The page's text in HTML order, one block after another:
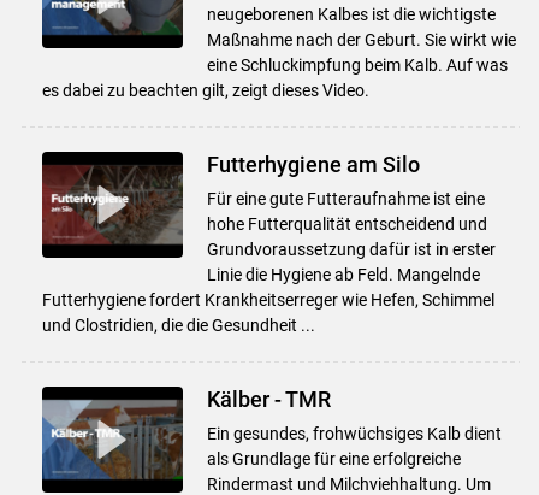
neugeborenen Kalbes ist die wichtigste
Maßnahme nach der Geburt. Sie wirkt wie
eine Schluckimpfung beim Kalb. Auf was
es dabei zu beachten gilt, zeigt dieses Video.
Futterhygiene am Silo
Für eine gute Futteraufnahme ist eine
hohe Futterqualität entscheidend und
Grundvoraussetzung dafür ist in erster
Linie die Hygiene ab Feld. Mangelnde
Futterhygiene fordert Krankheitserreger wie Hefen, Schimmel
und Clostridien, die die Gesundheit ...
Kälber - TMR
Ein gesundes, frohwüchsiges Kalb dient
als Grundlage für eine erfolgreiche
Rindermast und Milchviehhaltung. Um